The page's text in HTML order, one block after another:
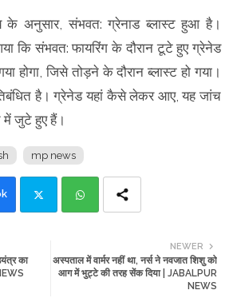
के अनुसार, संभवत: ग्रेनाड ब्लास्ट हुआ है।
कि संभवत: फायरिंग के दौरान टूटे हुए ग्रेनेड
होगा, जिसे तोड़ने के दौरान ब्लास्ट हो गया।
है। ग्रेनेड यहां कैसे लेकर आए, यह जांच
में जुटे हुए हैं।
mp news
ats
NEWER
अस्पताल में वार्मर नहीं था, नर्स ने नवजात शिशु को
आग में भुट्टे की तरह सेंक दिया | JABALPUR
NEWS
का